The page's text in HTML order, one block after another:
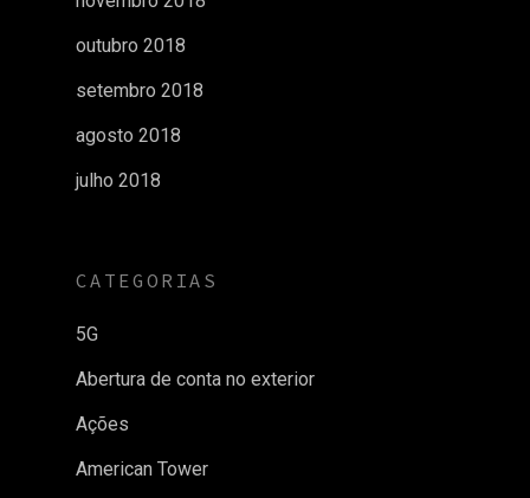
outubro 2018
setembro 2018
agosto 2018
julho 2018
CATEGORIAS
5G
Abertura de conta no exterior
Ações
American Tower